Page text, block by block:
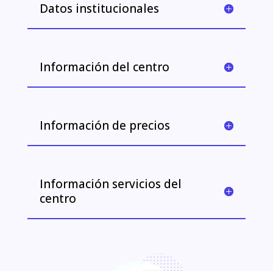
Datos institucionales
Información del centro
Información de precios
Información servicios del
centro